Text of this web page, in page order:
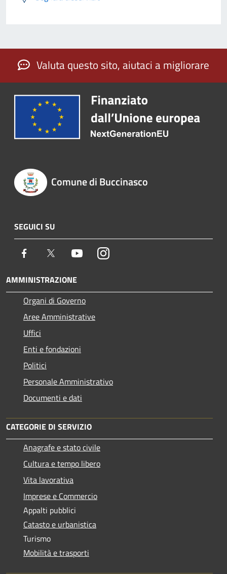
Valuta questo sito, aiutaci a migliorare
Comune di Buccinasco
SEGUICI SU
Facebook Twitter YoutubeInstagram
AMMINISTRAZIONE
Organi di Governo
Aree Amministrative
Uffici
Enti e fondazioni
Politici
Personale Amministrativo
Documenti e dati
CATEGORIE DI SERVIZIO
Anagrafe e stato civile
Cultura e tempo libero
Vita lavorativa
Imprese e Commercio
Appalti pubblici
Catasto e urbanistica
Turismo
Mobilità e trasporti